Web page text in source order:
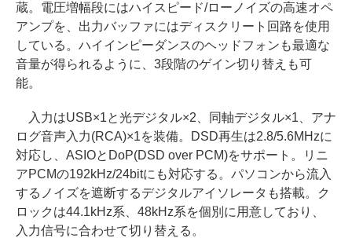
蔵。電圧増幅段にはハイスピード/ローノイズの高速オペ
アンプを、出力バッファにはディスクリート回路を使用
している。ハイインピーダンスのヘッドフォンも最適な
音量が得られるように、3段階のゲイン切り替えも可
能。
入力はUSB×1と光デジタル×2、同軸デジタル×1、アナ
ログ音声入力(RCA)×1を装備。DSD再生は2.8/5.6MHzに
対応し、ASIOとDoP(DSD over PCM)をサポート。リニ
アPCMの192kHz/24bitにも対応する。パソコンから流入
するノイズを遮断するデジタルアイソレータも搭載。ク
ロックは44.1kHz系、48kHz系を個別に用意しており、
入力信号に合わせて切り替える。